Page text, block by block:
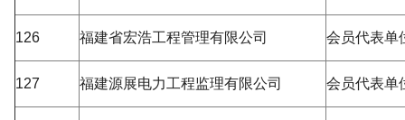
126 福建省宏浩工程管理有限公司 会员代表单
127 福建源展电力工程监理有限公司 会员代表单